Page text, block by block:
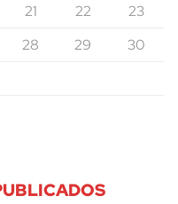
21 22
23
28 29
30